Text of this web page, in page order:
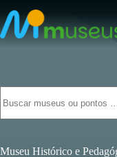
para
o
conteúdo
resultados
Museu Histórico e